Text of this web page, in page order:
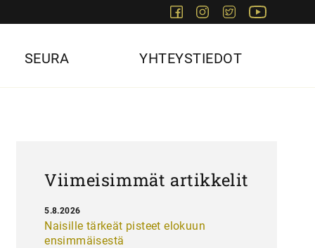
FacebookInstagram
Twitter
SEURA YHTEYSTIEDOT
Viimeisimmät artikkelit
Naisille tärkeät pisteet elokuun
ensimmäisestä
5.8.2026